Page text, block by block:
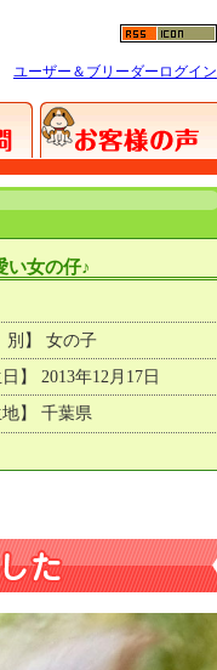
ユーザー＆ブリーダーログイン
い女の仔♪
】 女の子
日】 2013年12月17日
地】 千葉県